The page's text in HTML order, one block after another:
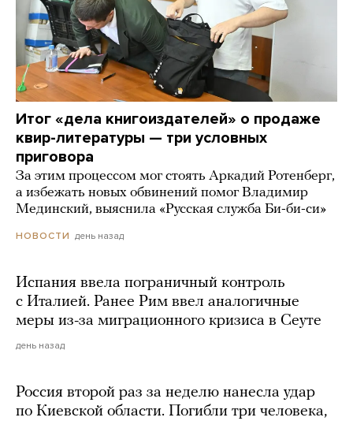
Итог «дела книгоиздателей» о продаже
квир-литературы — три условных
приговора
За этим процессом мог стоять Аркадий Ротенберг,
а избежать новых обвинений помог Владимир
Мединский, выяснила «Русская служба Би-би-си»
НОВОСТИ день назад
Испания ввела пограничный контроль
с Италией. Ранее Рим ввел аналогичные
меры из-за миграционного кризиса в Сеуте
день назад
Россия второй раз за неделю нанесла удар
по Киевской области. Погибли три человека,